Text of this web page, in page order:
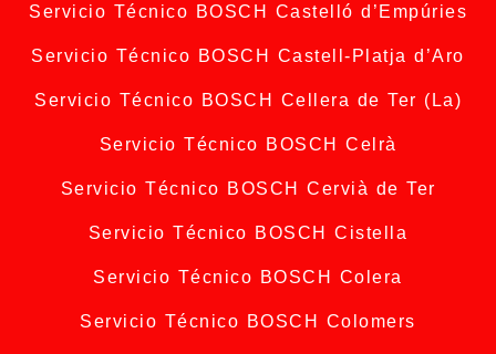
Servicio Técnico BOSCH Castelló d’Empúries
Servicio Técnico BOSCH Castell-Platja d’Aro
Servicio Técnico BOSCH Cellera de Ter (La)
Servicio Técnico BOSCH Celrà
Servicio Técnico BOSCH Cervià de Ter
Servicio Técnico BOSCH Cistella
Servicio Técnico BOSCH Colera
Servicio Técnico BOSCH Colomers